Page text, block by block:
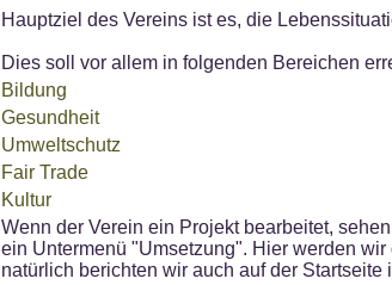
Hauptziel des Vereins ist es, die
Dies soll vor allem in folgenden Bereichen
Bildung
Gesundheit
Umweltschutz
Fair Trade
Kultur
Wenn der Verein ein Projekt bearbeitet,
ein Untermenü "Umsetzung". Hier werden
natürlich berichten wir auch auf der Startseite